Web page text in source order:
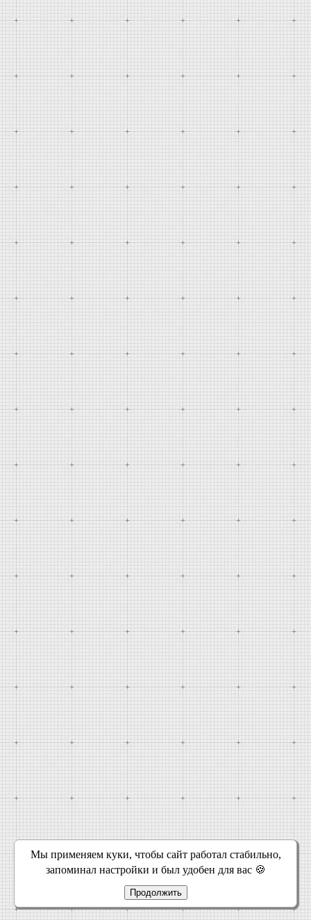
Мы применяем куки, чтобы сайт работал стабильно,
запоминал настройки и был удобен для вас 🍪
Продолжить